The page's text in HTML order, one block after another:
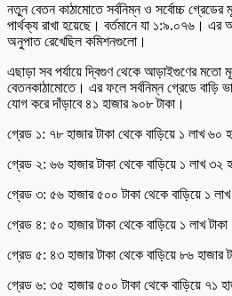
নতুন বেতন কাঠামোতে সর্বনিম্ন ও সর্বোচ্চ
পার্থক্য রাখা হয়েছে। বর্তমানে যা ১:৯.০৭৬।
অনুপাত রেখেছিল কমিশনগুলো।
এছাড়া সব পর্যায়ে দ্বিগুণ থেকে আড়াইগুণের মতো
বেতনকাঠামোতে। এর ফলে সর্বনিম্ন গ্রেডে বাড়ি
যোগ করে দাঁড়াবে ৪১ হাজার ৯০৮ টাকা।
গ্রেড ১: ৭৮ হাজার টাকা থেকে বাড়িয়ে ১ লাখ ৬০
গ্রেড ২: ৬৬ হাজার টাকা থেকে বাড়িয়ে ১ লাখ ৩২
গ্রেড ৩: ৫৬ হাজার ৫০০ টাকা থেকে বাড়িয়ে ১ লাখ
গ্রেড ৪: ৫০ হাজার টাকা থেকে বাড়িয়ে ১ লাখ
গ্রেড ৫: ৪৩ হাজার টাকা থেকে বাড়িয়ে ৮৬ হাজার
গ্রেড ৬: ৩৫ হাজার ৫০০ টাকা থেকে বাড়িয়ে ৭১